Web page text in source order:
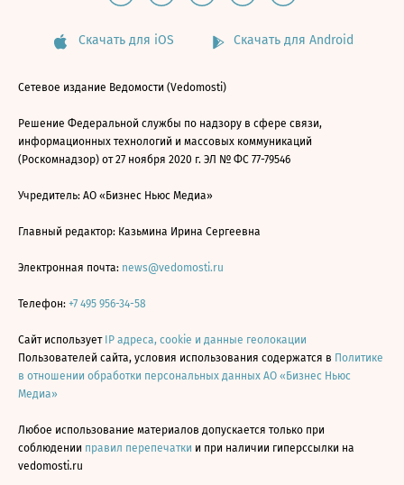
Скачать для iOS Скачать для Android
Сетевое издание Ведомости (Vedomosti)
Решение Федеральной службы по надзору в сфере связи,
информационных технологий и массовых коммуникаций
(Роскомнадзор) от 27 ноября 2020 г. ЭЛ № ФС 77-79546
Учредитель: АО «Бизнес Ньюс Медиа»
Главный редактор: Казьмина Ирина Сергеевна
Электронная почта: news@vedomosti.ru
Телефон: +7 495 956-34-58
Сайт использует IP адреса, cookie и данные геолокации
Пользователей сайта, условия использования содержатся в Политике
в отношении обработки персональных данных АО «Бизнес Ньюс
Медиа»
Любое использование материалов допускается только при
соблюдении правил перепечатки и при наличии гиперссылки на
vedomosti.ru